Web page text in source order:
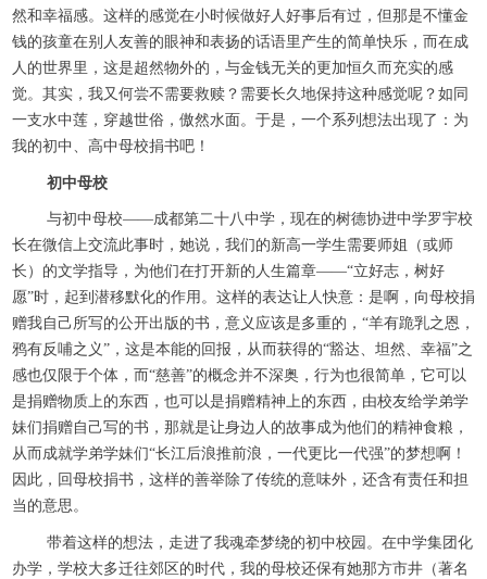
然和幸福感。这样的感觉在小时候做好人好事后有过，但那是不懂金
钱的孩童在别人友善的眼神和表扬的话语里产生的简单快乐，而在成
人的世界里，这是超然物外的，与金钱无关的更加恒久而充实的感
觉。其实，我又何尝不需要救赎？需要长久地保持这种感觉呢？如同
一支水中莲，穿越世俗，傲然水面。于是，一个系列想法出现了：为
我的初中、高中母校捐书吧！
初中母校
与初中母校——成都第二十八中学，现在的树德协进中学罗宇校
长在微信上交流此事时，她说，我们的新高一学生需要师姐（或师
长）的文学指导，为他们在打开新的人生篇章——“立好志，树好
愿”时，起到潜移默化的作用。这样的表达让人快意：是啊，向母校捐
赠我自己所写的公开出版的书，意义应该是多重的，“羊有跪乳之恩，
鸦有反哺之义”，这是本能的回报，从而获得的“豁达、坦然、幸福”之
感也仅限于个体，而“慈善”的概念并不深奥，行为也很简单，它可以
是捐赠物质上的东西，也可以是捐赠精神上的东西，由校友给学弟学
妹们捐赠自己写的书，那就是让身边人的故事成为他们的精神食粮，
从而成就学弟学妹们“长江后浪推前浪，一代更比一代强”的梦想啊！
因此，回母校捐书，这样的善举除了传统的意味外，还含有责任和担
当的意思。
带着这样的想法，走进了我魂牵梦绕的初中校园。在中学集团化
办学，学校大多迁往郊区的时代，我的母校还保有她那方市井（著名